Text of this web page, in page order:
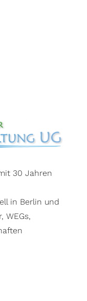
30 Jahren
in Berlin und
WEGs,